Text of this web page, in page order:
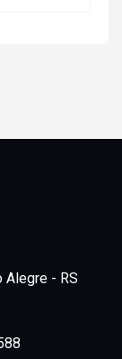
Alegre - RS